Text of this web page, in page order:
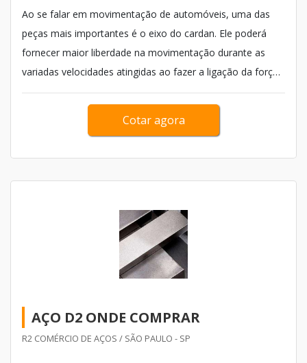
Ao se falar em movimentação de automóveis, uma das
peças mais importantes é o eixo do cardan. Ele poderá
fornecer maior liberdade na movimentação durante as
variadas velocidades atingidas ao fazer a ligação da força
que é gerada para as rodas. Essa peça é muito utilizada
em veículos com motor dianteiro e tração traseira, ve&ia...
Cotar agora
AÇO D2 ONDE COMPRAR
R2 COMÉRCIO DE AÇOS / SÃO PAULO - SP